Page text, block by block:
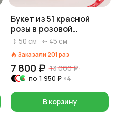
Букет из 51 красной
розы в розовой
упаковке
50 см 45 см
Заказали 201 раз
7 800 ₽ 13 000 ₽
по 1 950 ₽ ×4
В корзину